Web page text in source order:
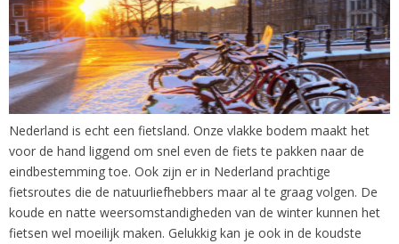
Nederland is echt een fietsland. Onze vlakke bodem maakt het
voor de hand liggend om snel even de fiets te pakken naar de
eindbestemming toe. Ook zijn er in Nederland prachtige
fietsroutes die de natuurliefhebbers maar al te graag volgen. De
koude en natte weersomstandigheden van de winter kunnen het
fietsen wel moeilijk maken. Gelukkig kan je ook in de koudste